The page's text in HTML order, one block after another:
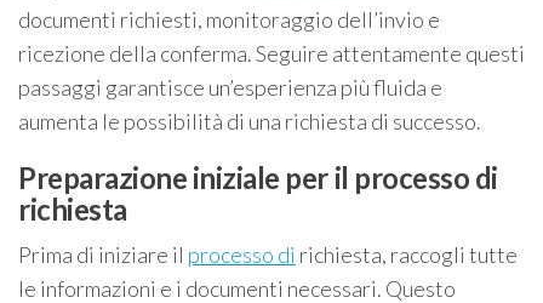
documenti richiesti, monitoraggio dell’invio e
ricezione della conferma. Seguire attentamente questi
passaggi garantisce un’esperienza più fluida e
aumenta le possibilità di una richiesta di successo.
Preparazione iniziale per il processo di
richiesta
Prima di iniziare il processo di richiesta, raccogli tutte
le informazioni e i documenti necessari. Questo